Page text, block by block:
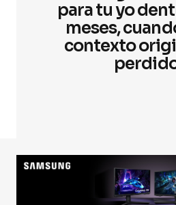
para tu yo
meses,
contexto